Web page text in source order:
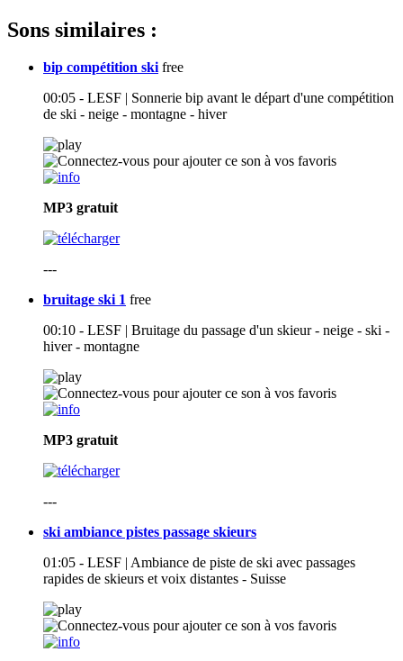
Sons similaires :
bip compétition ski free
00:05 - LESF | Sonnerie bip avant le départ d'une compétition
de ski - neige - montagne - hiver
MP3 gratuit
---
bruitage ski 1 free
00:10 - LESF | Bruitage du passage d'un skieur - neige - ski -
hiver - montagne
MP3 gratuit
---
ski ambiance pistes passage skieurs
01:05 - LESF | Ambiance de piste de ski avec passages
rapides de skieurs et voix distantes - Suisse